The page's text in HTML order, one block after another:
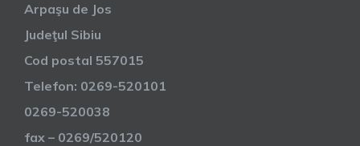
Arpaşu de Jos
Judeţul Sibiu
Cod postal 557015
Telefon: 0269-520101
0269-520038
fax – 0269/520120